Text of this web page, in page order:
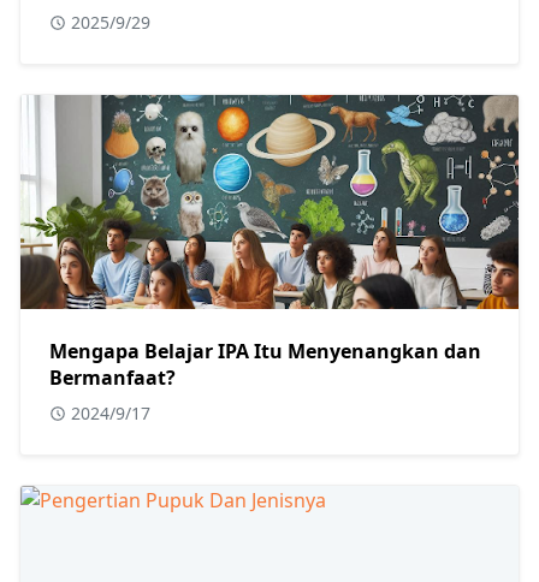
2025/9/29
Mengapa Belajar IPA Itu Menyenangkan dan
Bermanfaat?
2024/9/17